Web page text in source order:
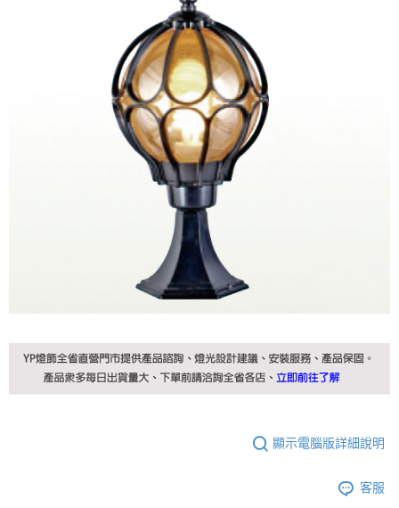
顯示電腦版詳細說明
客服